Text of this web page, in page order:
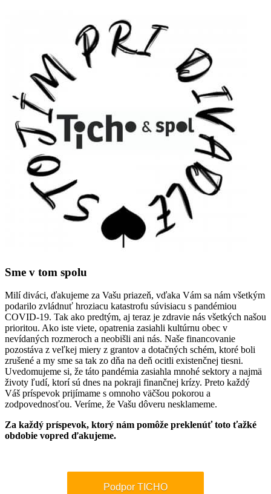
Sme v tom spolu
Milí diváci, ďakujeme za Vašu priazeň, vďaka Vám sa nám všetkým
podarilo zvládnuť hroziacu katastrofu súvisiacu s pandémiou
COVID-19. Tak ako predtým, aj teraz je zdravie nás všetkých našou
prioritou. Ako iste viete, opatrenia zasiahli kultúrnu obec v
nevídaných rozmeroch a neobišli ani nás. Naše financovanie
pozostáva z veľkej miery z grantov a dotačných schém, ktoré boli
zrušené a my sme sa tak zo dňa na deň ocitli existenčnej tiesni.
Uvedomujeme si, že táto pandémia zasiahla mnohé sektory a najmä
životy ľudí, ktorí sú dnes na pokraji finančnej krízy. Preto každý
Váš príspevok prijímame s omnoho väčšou pokorou a
zodpovednosťou. Veríme, že Vašu dôveru nesklameme.
Za každý príspevok, ktorý nám pomôže preklenúť toto ťažké
obdobie vopred ďakujeme.
Podpor TICHO